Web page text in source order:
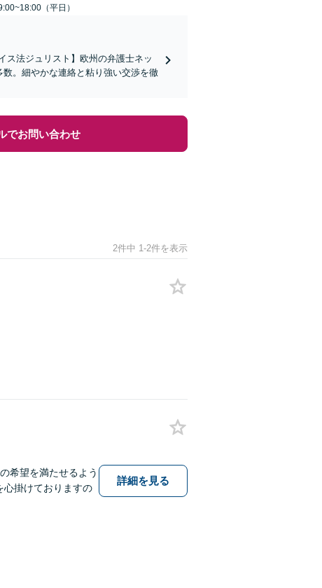
（平日）
ス法ジュリスト】欧州の弁護士ネッ
。細やかな連絡と粘り強い交渉を徹
でお問い合わせ
2件中 1-2件を表示
希望を満たせるよう
心掛けておりますの
詳細を見る